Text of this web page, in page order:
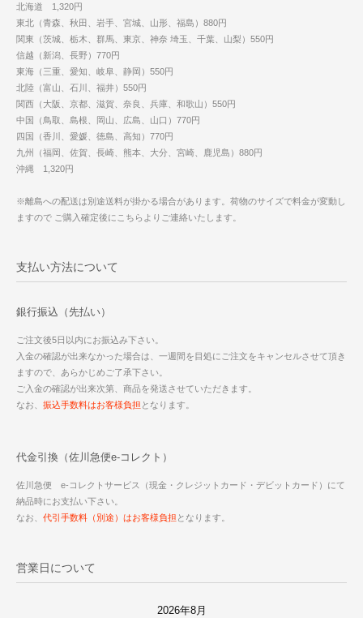
北海道 1,320円
東北（青森、秋田、岩手、宮城、山形、福島）880円
関東（茨城、栃木、群馬、東京、神奈 埼玉、千葉、山梨）550円
信越（新潟、長野）770円
東海（三重、愛知、岐阜、静岡）550円
北陸（富山、石川、福井）550円
関西（大阪、京都、滋賀、奈良、兵庫、和歌山）550円
中国（鳥取、島根、岡山、広島、山口）770円
四国（香川、愛媛、徳島、高知）770円
九州（福岡、佐賀、長崎、熊本、大分、宮崎、鹿児島）880円
沖縄 1,320円
※離島への配送は別途送料が掛かる場合があります。荷物のサイズで料金が変動し
ますので ご購入確定後にこちらよりご連絡いたします。
支払い方法について
銀行振込（先払い）
ご注文後5日以内にお振込み下さい。
入金の確認が出来なかった場合は、一週間を目処にご注文をキャンセルさせて頂き
ますので、あらかじめご了承下さい。
ご入金の確認が出来次第、商品を発送させていただきます。
なお、 振込手数料はお客様負担 となります。
代金引換（佐川急便e-コレクト）
佐川急便 e-コレクトサービス（現金・クレジットカード・デビットカード）にて
納品時にお支払い下さい。
なお、 代引手数料（別途）はお客様負担 となります。
営業日について
2026年8月